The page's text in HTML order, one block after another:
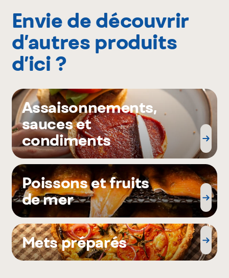
Envie de découvrir
d’autres produits
d’ici ?
Assaisonnements,
sauces et
condiments
Poissons et fruits
de mer
Mets préparés